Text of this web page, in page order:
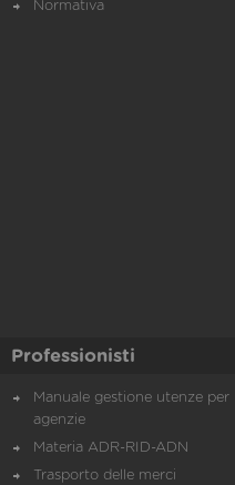
Normativa
Professionisti
Manuale gestione utenze per
agenzie
Materia ADR-RID-ADN
Trasporto delle merci